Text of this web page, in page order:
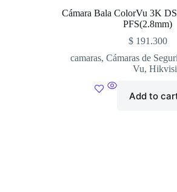
Cámara Bala ColorVu 3K
PFS(2.8mm)
$191.300
camaras,Cámaras de
Vu,
Add to